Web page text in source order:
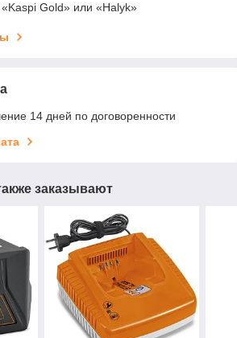
Gold» или «Halyk»
14 дней по договоренности
заказывают